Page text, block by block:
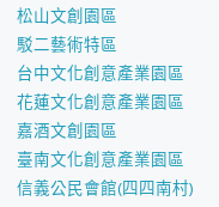
松山文創園區
駁二藝術特區
台中文化創意產業園區
花蓮文化創意產業園區
嘉酒文創園區
臺南文化創意產業園區
信義公民會館(四四南村)